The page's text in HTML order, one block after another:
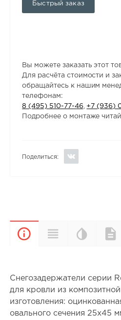
Быстрый заказ
Вы можете заказать этот
Для расчёта стоимости и
обращайтесь к нашим
телефонам:
8 (495) 510-77-46
+7 (936)
Подробнее о монтаже
Поделиться:
Описание
Снегозадержатели серии
для кровли из
изготовления:
овального сечения 25х45